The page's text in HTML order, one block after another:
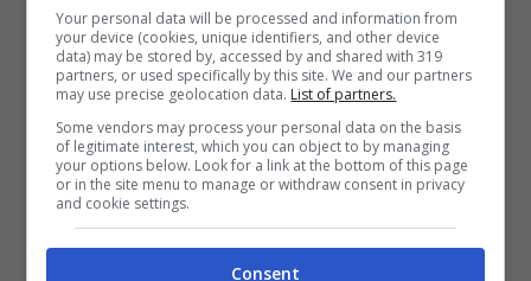
colore dark come il nero. Che dire, poi, del
verde bosco? Per chi è legato alla natura,
come il blu notte questo rappresenta la
scelta, forse, più bella. Si tratta del colore
che richiama gli alberi della foresta che,
inconsciamente, sono per noi sinonimo di
serenità.
Your personal data will be processed and information from
your device (cookies, unique identifiers, and other device
data) may be stored by, accessed by and shared with 319
partners, or used specifically by this site. We and our partners
may use precise geolocation data. List of partners.
Some vendors may process your personal data on the basis
of legitimate interest, which you can object to by managing
your options below. Look for a link at the bottom of this page
or in the site menu to manage or withdraw consent in privacy
and cookie settings.
Consent